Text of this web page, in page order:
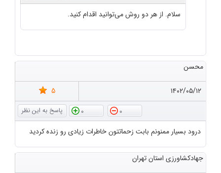
سلام. از هر دو روش می‌توانید اقدام کنید.
محسن
۱۴۰۲/۰۵/۱۲
5
0
0
درود بسیار ممنونم بابت زحماتتون خاطرات زیادی رو زنده کردید
جهادکشاورزی استان تهران